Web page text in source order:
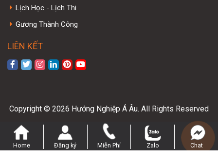
Lịch Học - Lịch Thi
Gương Thành Công
LIÊN KẾT
Copyright © 2026 Hướng Nghiệp Á Âu. All Rights Reserved
Home Đăng ký Miễn Phí Zalo Chat